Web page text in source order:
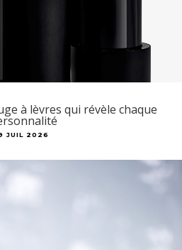
à lèvres qui révèle chaque
JUIL 2026